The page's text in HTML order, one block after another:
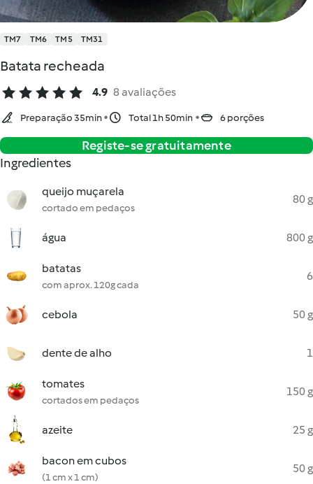
TM7 TM6 TM5 TM31
Batata recheada
4.9 8 avaliações
Preparação 35min Total 1h 50min 6 porções
Registe-se gratuitamente
Ingredientes
queijo muçarela
cortado em pedaços
80 g
água 800 g
batatas
com aprox. 120g cada
6
cebola 50 g
dente de alho 1
tomates
cortados em pedaços
150 g
azeite 25 g
bacon em cubos
(1 cm x 1 cm)
50 g